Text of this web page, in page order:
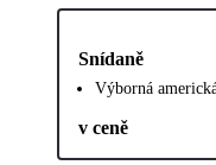
Snídaně
Výborná
v ceně